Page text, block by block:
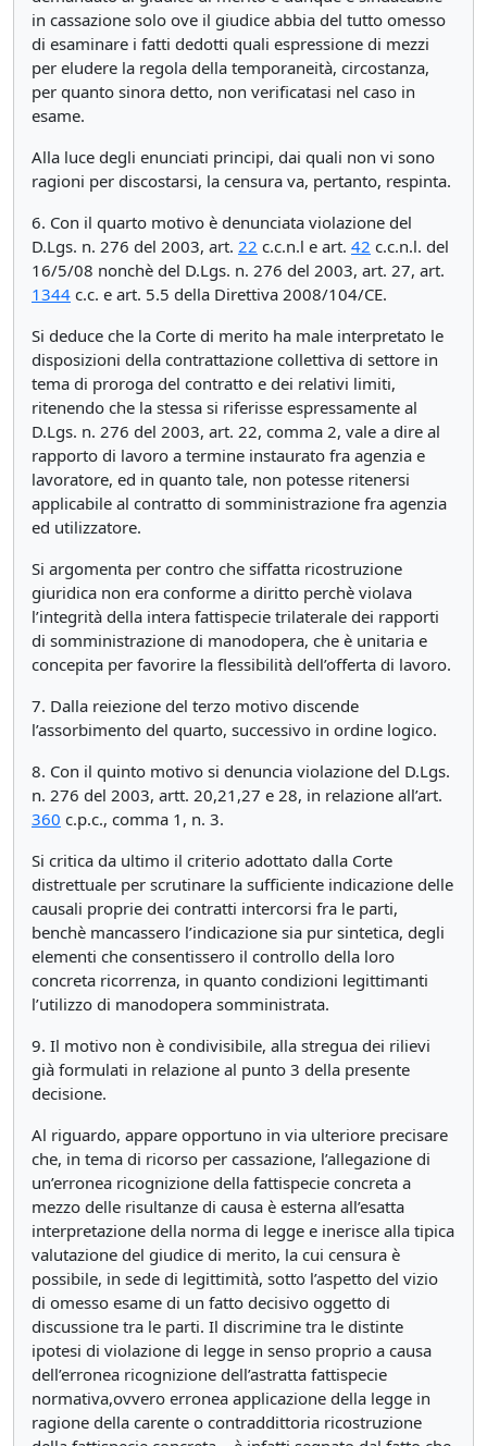
in cassazione solo ove il giudice abbia del tutto omesso
di esaminare i fatti dedotti quali espressione di mezzi
per eludere la regola della temporaneità, circostanza,
per quanto sinora detto, non verificatasi nel caso in
esame.
Alla luce degli enunciati principi, dai quali non vi sono
ragioni per discostarsi, la censura va, pertanto, respinta.
6. Con il quarto motivo è denunciata violazione del
D.Lgs. n. 276 del 2003, art. 22 c.c.n.l e art. 42 c.c.n.l. del
16/5/08 nonchè del D.Lgs. n. 276 del 2003, art. 27, art.
1344 c.c. e art. 5.5 della Direttiva 2008/104/CE.
Si deduce che la Corte di merito ha male interpretato le
disposizioni della contrattazione collettiva di settore in
tema di proroga del contratto e dei relativi limiti,
ritenendo che la stessa si riferisse espressamente al
D.Lgs. n. 276 del 2003, art. 22, comma 2, vale a dire al
rapporto di lavoro a termine instaurato fra agenzia e
lavoratore, ed in quanto tale, non potesse ritenersi
applicabile al contratto di somministrazione fra agenzia
ed utilizzatore.
Si argomenta per contro che siffatta ricostruzione
giuridica non era conforme a diritto perchè violava
l’integrità della intera fattispecie trilaterale dei rapporti
di somministrazione di manodopera, che è unitaria e
concepita per favorire la flessibilità dell’offerta di lavoro.
7. Dalla reiezione del terzo motivo discende
l’assorbimento del quarto, successivo in ordine logico.
8. Con il quinto motivo si denuncia violazione del D.Lgs.
n. 276 del 2003, artt. 20,21,27 e 28, in relazione all’art.
360 c.p.c., comma 1, n. 3.
Si critica da ultimo il criterio adottato dalla Corte
distrettuale per scrutinare la sufficiente indicazione delle
causali proprie dei contratti intercorsi fra le parti,
benchè mancassero l’indicazione sia pur sintetica, degli
elementi che consentissero il controllo della loro
concreta ricorrenza, in quanto condizioni legittimanti
l’utilizzo di manodopera somministrata.
9. Il motivo non è condivisibile, alla stregua dei rilievi
già formulati in relazione al punto 3 della presente
decisione.
Al riguardo, appare opportuno in via ulteriore precisare
che, in tema di ricorso per cassazione, l’allegazione di
un’erronea ricognizione della fattispecie concreta a
mezzo delle risultanze di causa è esterna all’esatta
interpretazione della norma di legge e inerisce alla tipica
valutazione del giudice di merito, la cui censura è
possibile, in sede di legittimità, sotto l’aspetto del vizio
di omesso esame di un fatto decisivo oggetto di
discussione tra le parti. Il discrimine tra le distinte
ipotesi di violazione di legge in senso proprio a causa
dell’erronea ricognizione dell’astratta fattispecie
normativa,ovvero erronea applicazione della legge in
ragione della carente o contraddittoria ricostruzione